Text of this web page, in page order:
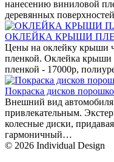
нанесению виниловой
деревянных
ОКЛЕЙКА КРЫШИ
Цены на оклейку крыши
пленкой. Оклейка крыши
пленкой - 17000р,
Покраска дисков
Внешний вид
привлекательным.
колесные диски,
гармоничный…
© 2026 Individual Design